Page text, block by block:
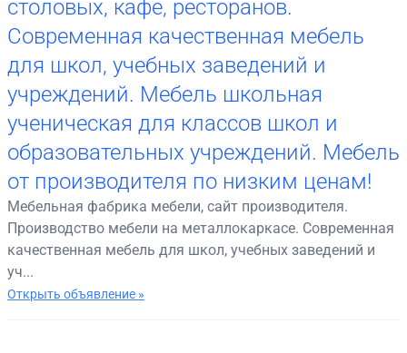
столовых, кафе, ресторанов.
Современная качественная мебель
для школ, учебных заведений и
учреждений. Мебель школьная
ученическая для классов школ и
образовательных учреждений. Мебель
от производителя по низким ценам!
Мебельная фабрика мебели, сайт производителя.
Производство мебели на металлокаркасе. Современная
качественная мебель для школ, учебных заведений и
уч...
Открыть объявление »